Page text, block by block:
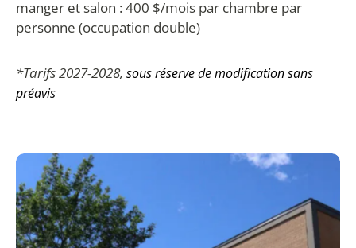
manger et salon : 400 $/mois par chambre par
personne (occupation double)
*Tarifs 2027-2028, sous réserve de modification sans
préavis